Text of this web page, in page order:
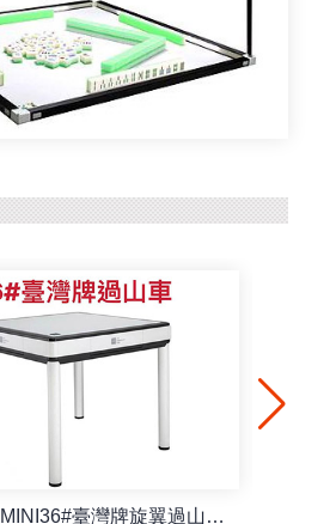
最新款方和MINI36#臺灣牌旋翼過山車餐桌/摺疊麻雀機